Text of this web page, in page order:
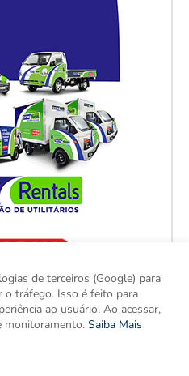
de terceiros (Google) para
o tráfego. Isso é feito para
ao usuário. Ao acessar,
monitoramento. Saiba Mais